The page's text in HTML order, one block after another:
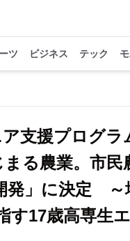
ツ ビジネス テック
支援プログラ
まる農業。市
発」に決定 ～
す17歳高専生